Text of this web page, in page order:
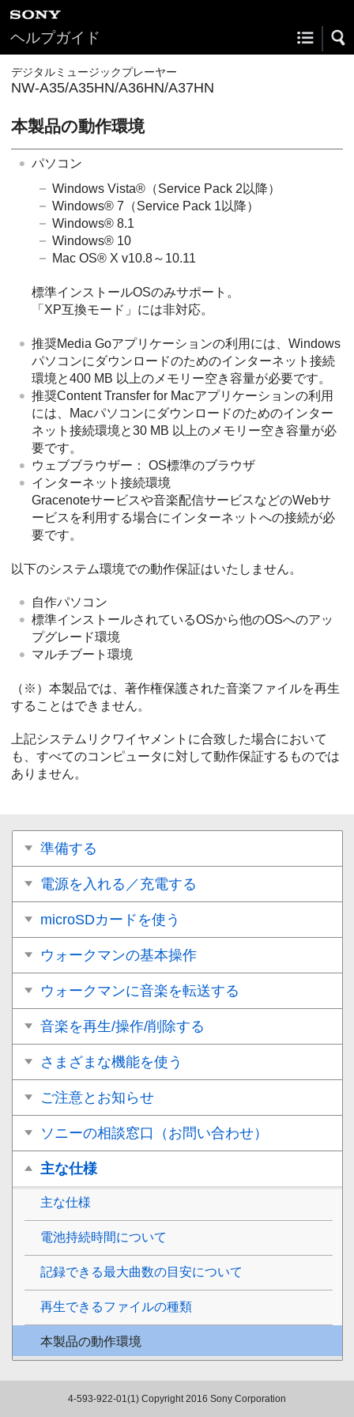
ヘルプガイド
デジタルミュージックプレーヤー
NW-A35/A35HN/A36HN/A37HN
本製品の動作環境
パソコン
Windows Vista®（Service Pack 2以降）
Windows® 7（Service Pack 1以降）
Windows® 8.1
Windows® 10
Mac OS® X v10.8～10.11
標準インストールOSのみサポート。
「XP互換モード」には非対応。
推奨Media Goアプリケーションの利用には、Windows
パソコンにダウンロードのためのインターネット接続
環境と400 MB 以上のメモリー空き容量が必要です。
推奨Content Transfer for Macアプリケーションの利用
には、Macパソコンにダウンロードのためのインター
ネット接続環境と30 MB 以上のメモリー空き容量が必
要です。
ウェブブラウザー： OS標準のブラウザ
インターネット接続環境
Gracenoteサービスや音楽配信サービスなどのWebサ
ービスを利用する場合にインターネットへの接続が必
要です。
以下のシステム環境での動作保証はいたしません。
自作パソコン
標準インストールされているOSから他のOSへのアッ
プグレード環境
マルチブート環境
（※）本製品では、著作権保護された音楽ファイルを再生
することはできません。
上記システムリクワイヤメントに合致した場合において
も、すべてのコンピュータに対して動作保証するものでは
ありません。
準備する
電源を入れる／充電する
microSDカードを使う
ウォークマンの基本操作
ウォークマンに音楽を転送する
音楽を再生/操作/削除する
さまざまな機能を使う
ご注意とお知らせ
ソニーの相談窓口（お問い合わせ）
主な仕様
主な仕様
電池持続時間について
記録できる最大曲数の目安について
再生できるファイルの種類
本製品の動作環境
4-593-922-01(1) Copyright 2016 Sony Corporation